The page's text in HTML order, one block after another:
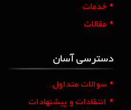
• خدمات
• مقالات
دسترسی آسان
• سوالات متداول
• انتقادات و پیشنهادات